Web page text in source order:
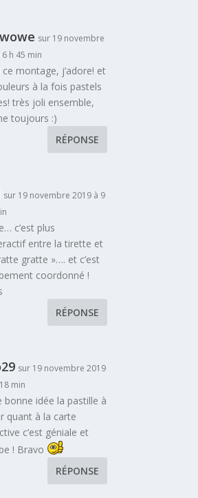
sur 19 novembre
h 45 min
ce montage, j’adore! et
à la fois pastels
très joli ensemble,
toujours :)
RÉPONSE
sur 19 novembre 2019 à 9
c’est plus
entre la tirette et
gratte »…. et c’est
coordonné !
RÉPONSE
sur 19 novembre 2019
min
bonne idée la pastille à
quant à la carte
c’est géniale et
! Bravo
RÉPONSE